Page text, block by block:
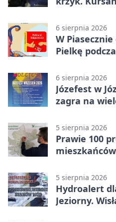
6 sierpnia 2026
W
Pielkę
6 sierpnia 2026
Józefest w
zagra na
5 sierpnia 2026
Prawie 100
5 sierpnia 2026
Hydroalert
Jeziorny.